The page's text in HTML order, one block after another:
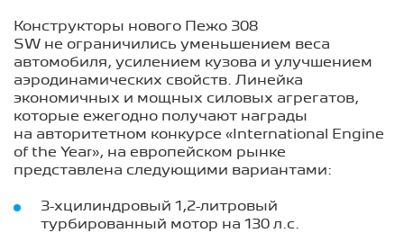
Конструкторы нового Пежо 308
SW не ограничились уменьшением веса
автомобиля, усилением кузова и улучшением
аэродинамических свойств. Линейка
экономичных и мощных силовых агрегатов,
которые ежегодно получают награды
на авторитетном конкурсе «International Engine
of the Year», на европейском рынке
представлена следующими вариантами:
3-хцилиндровый 1,2-литровый
турбированный мотор на 130 л.с.